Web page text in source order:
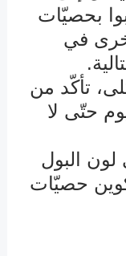
بحصيّات
في
تأكّد من
حتّى لا
البول
حصيّات